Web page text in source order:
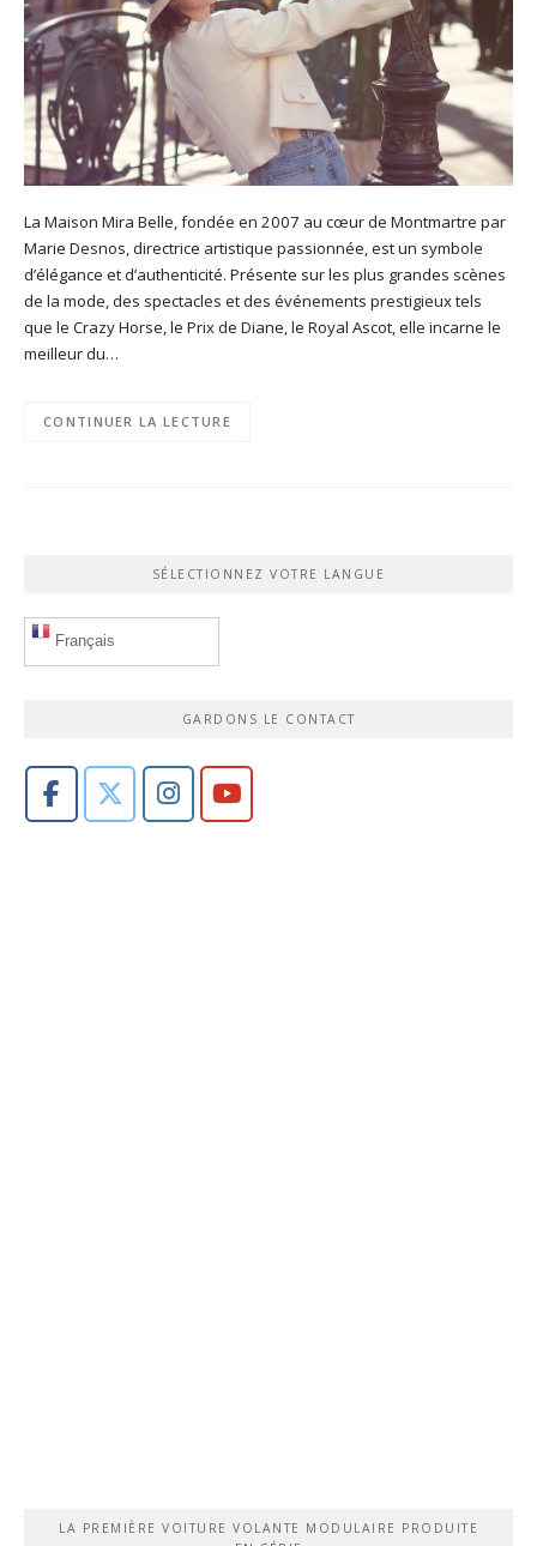
La Maison Mira Belle, fondée en 2007 au cœur de Montmartre par
Marie Desnos, directrice artistique passionnée, est un symbole
d’élégance et d’authenticité. Présente sur les plus grandes scènes
de la mode, des spectacles et des événements prestigieux tels
que le Crazy Horse, le Prix de Diane, le Royal Ascot, elle incarne le
meilleur du…
CONTINUER LA LECTURE
SÉLECTIONNEZ VOTRE LANGUE
Français
GARDONS LE CONTACT
LA PREMIÈRE VOITURE VOLANTE MODULAIRE PRODUITE